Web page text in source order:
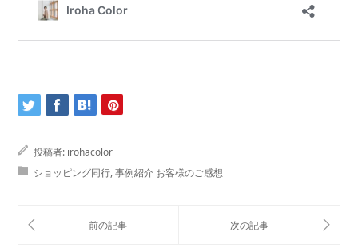
投稿者: irohacolor
ショッピング同行,事例紹介 お客様のご感想